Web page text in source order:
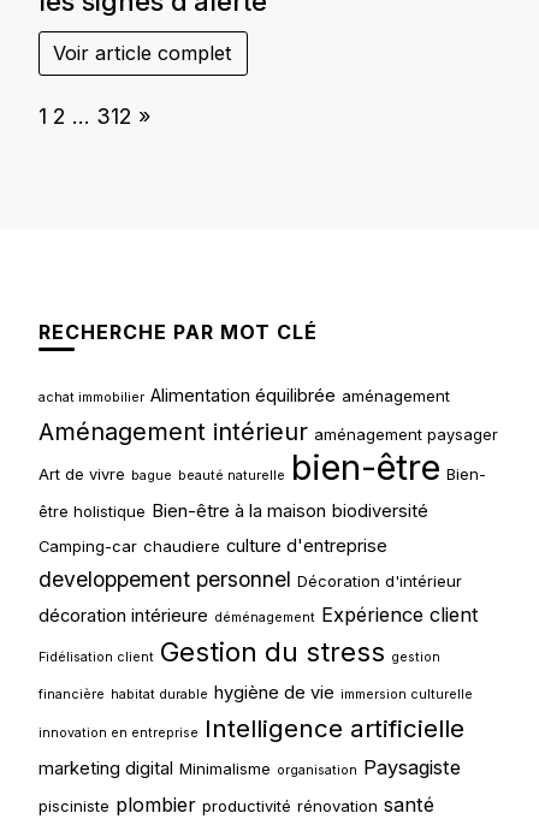
Voir article complet
Page:
1 2 … 312 Next
»
RECHERCHE PAR MOT CLÉ
achat immobilier Alimentation équilibrée aménagement
Aménagement intérieur aménagement paysager
Art de vivre bague beauté naturelle bien-être Bien-
être holistique Bien-être à la maison biodiversité
Camping-car chaudiere culture d'entreprise
developpement personnel Décoration d'intérieur
décoration intérieure déménagement Expérience client
Fidélisation client Gestion du stress gestion
financière habitat durable hygiène de vie immersion culturelle
innovation en entreprise Intelligence artificielle
marketing digital Minimalisme organisation Paysagiste
pisciniste plombier productivité rénovation santé